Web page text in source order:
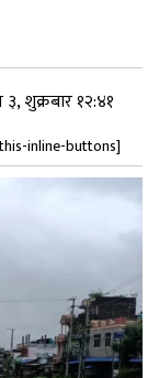
शुक्रबार १२:४१
inline-buttons]